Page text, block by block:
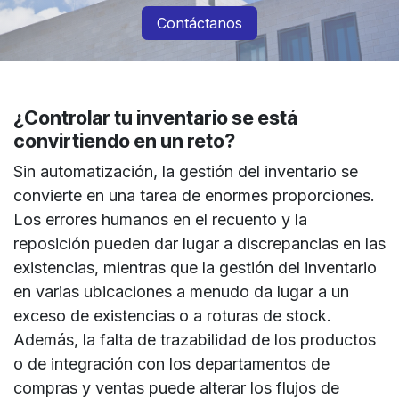
Contáctanos
¿Controlar tu inventario se está
convirtiendo en un reto?
Sin automatización, la gestión del inventario se
convierte en una tarea de enormes proporciones.
Los errores humanos en el recuento y la
reposición pueden dar lugar a discrepancias en las
existencias, mientras que la gestión del inventario
en varias ubicaciones a menudo da lugar a un
exceso de existencias o a roturas de stock.
Además, la falta de trazabilidad de los productos
o de integración con los departamentos de
compras y ventas puede alterar los flujos de